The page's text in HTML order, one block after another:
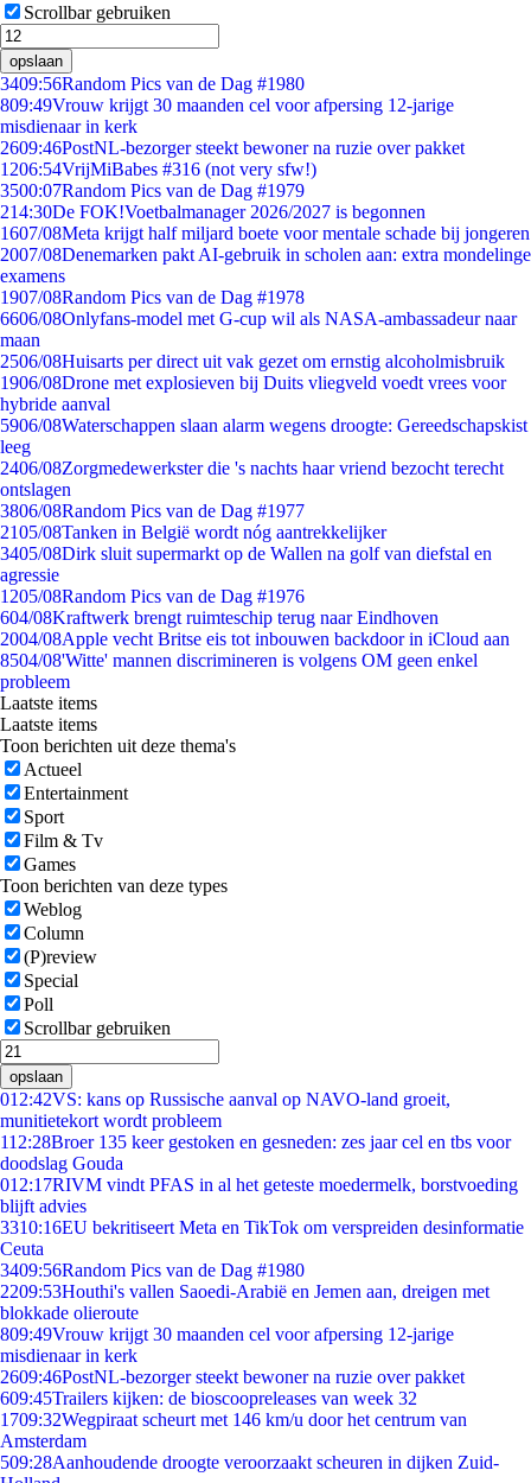
Scrollbar gebruiken
opslaan
3409:56Random Pics van de Dag #1980
809:49Vrouw krijgt 30 maanden cel voor afpersing 12-jarige
misdienaar in kerk
2609:46PostNL-bezorger steekt bewoner na ruzie over pakket
1206:54VrijMiBabes #316 (not very sfw!)
3500:07Random Pics van de Dag #1979
214:30De FOK!Voetbalmanager 2026/2027 is begonnen
1607/08Meta krijgt half miljard boete voor mentale schade bij jongeren
2007/08Denemarken pakt AI-gebruik in scholen aan: extra mondelinge
examens
1907/08Random Pics van de Dag #1978
6606/08Onlyfans-model met G-cup wil als NASA-ambassadeur naar
maan
2506/08Huisarts per direct uit vak gezet om ernstig alcoholmisbruik
1906/08Drone met explosieven bij Duits vliegveld voedt vrees voor
hybride aanval
5906/08Waterschappen slaan alarm wegens droogte: Gereedschapskist
leeg
2406/08Zorgmedewerkster die 's nachts haar vriend bezocht terecht
ontslagen
3806/08Random Pics van de Dag #1977
2105/08Tanken in België wordt nóg aantrekkelijker
3405/08Dirk sluit supermarkt op de Wallen na golf van diefstal en
agressie
1205/08Random Pics van de Dag #1976
604/08Kraftwerk brengt ruimteschip terug naar Eindhoven
2004/08Apple vecht Britse eis tot inbouwen backdoor in iCloud aan
8504/08'Witte' mannen discrimineren is volgens OM geen enkel
probleem
Laatste items
Laatste items
Toon berichten uit deze thema's
Actueel
Entertainment
Sport
Film & Tv
Games
Toon berichten van deze types
Weblog
Column
(P)review
Special
Poll
Scrollbar gebruiken
opslaan
012:42VS: kans op Russische aanval op NAVO-land groeit,
munitietekort wordt probleem
112:28Broer 135 keer gestoken en gesneden: zes jaar cel en tbs voor
doodslag Gouda
012:17RIVM vindt PFAS in al het geteste moedermelk, borstvoeding
blijft advies
3310:16EU bekritiseert Meta en TikTok om verspreiden desinformatie
Ceuta
3409:56Random Pics van de Dag #1980
2209:53Houthi's vallen Saoedi-Arabië en Jemen aan, dreigen met
blokkade olieroute
809:49Vrouw krijgt 30 maanden cel voor afpersing 12-jarige
misdienaar in kerk
2609:46PostNL-bezorger steekt bewoner na ruzie over pakket
609:45Trailers kijken: de bioscoopreleases van week 32
1709:32Wegpiraat scheurt met 146 km/u door het centrum van
Amsterdam
509:28Aanhoudende droogte veroorzaakt scheuren in dijken Zuid-